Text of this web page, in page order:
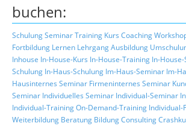
buchen:
SchulungSeminarTraining Kurs Coaching
Fortbildung Lernen LehrgangAusbildung
Inhouse In-House-Kurs In-House-Training In-
Schulung In-Haus-Schulung Im-Haus-Seminar Im-
Hausinternes Seminar Firmeninternes Seminar
Seminar Individuelles Seminar Individual-Seminar
Individual-TrainingOn-Demand-Training Individual-
Weiterbildung Beratung BildungConsulting